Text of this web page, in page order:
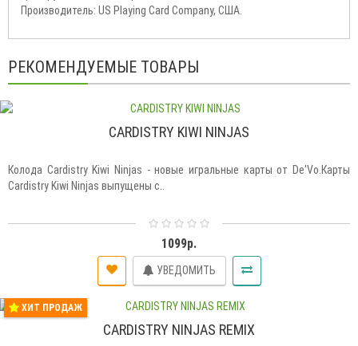
Производитель: US Playing Card Company, США.
РЕКОМЕНДУЕМЫЕ ТОВАРЫ
CARDISTRY KIWI NINJAS
Колода Cardistry Kiwi Ninjas - новые игральные карты от De'Vo.Карты
Cardistry Kiwi Ninjas выпущены с..
1099р.
УВЕДОМИТЬ
ХИТ ПРОДАЖ
CARDISTRY NINJAS REMIX